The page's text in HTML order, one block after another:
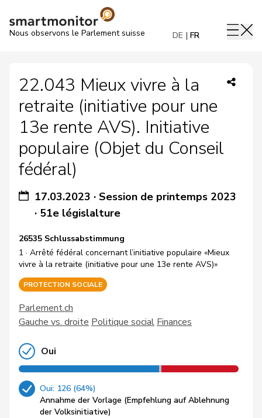
Nous observons le Parlement suisse DE FR
22.043 Mieux vivre à la
retraite (initiative pour une
13e rente AVS). Initiative
populaire (Objet du Conseil
fédéral)
17.03.2023 · Session de printemps 2023
· 51e législalture
26535 Schlussabstimmung
1 · Arrêté fédéral concernant l’initiative populaire «Mieux
vivre à la retraite (initiative pour une 13e rente AVS)»
PROTECTION SOCIALE
Parlement.ch
Gauche vs. droite Politique social Finances
Oui
Oui: 126 (64%)
Annahme der Vorlage (Empfehlung auf Ablehnung
der Volksinitiative)